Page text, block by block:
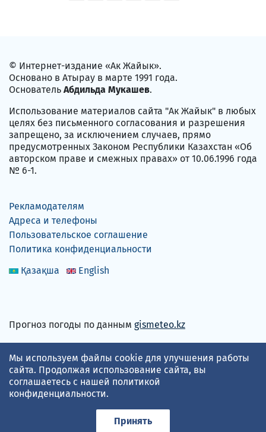
© Интернет-издание «Ак Жайык».
Основано в Атырау в марте 1991 года.
Основатель Абдильда Мукашев.
Использование материалов сайта "Ак Жайык" в любых
целях без письменного согласования и разрешения
запрещено, за исключением случаев, прямо
предусмотренных Законом Республики Казахстан «Об
авторском праве и смежных правах» от 10.06.1996 года
№ 6-1.
Рекламодателям
Адреса и телефоны
Пользовательское соглашение
Политика конфиденциальности
Қазақша
English
Прогноз погоды по данным gismeteo.kz
Принимаем карты
Мы используем файлы cookie для улучшения работы
сайта. Продолжая использование сайта, вы
соглашаетесь с нашей политикой
конфиденциальности.
Принять